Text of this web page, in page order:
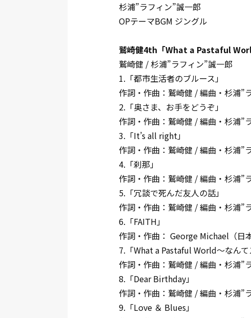
杉浦”ラフィン”誠一郎
OPテーマBGM ジングル
鷲崎健4th「What a Pastaful
鷲崎健 / 杉浦”ラフィン”誠一郎
1.「都市生活者のブルース」
作詞・作曲：鷲崎健 / 編曲・杉浦”
2.「奥さま、お手をどうぞ」
作詞・作曲：鷲崎健 / 編曲・杉浦”
3.「It’s all right」
作詞・作曲：鷲崎健 / 編曲・杉浦”
4.「刹那」
作詞・作曲：鷲崎健 / 編曲・杉浦”
5.「冗談で死んだ友人の話」
作詞・作曲：鷲崎健 / 編曲・杉浦”
6.「FAITH」
作詞・作曲： George Michael（日
7.「What a Pastaful World～なんて
作詞・作曲：鷲崎健 / 編曲・杉浦”
8.「Dear Birthday」
作詞・作曲：鷲崎健 / 編曲・杉浦”
9.「Love ＆ Blues」